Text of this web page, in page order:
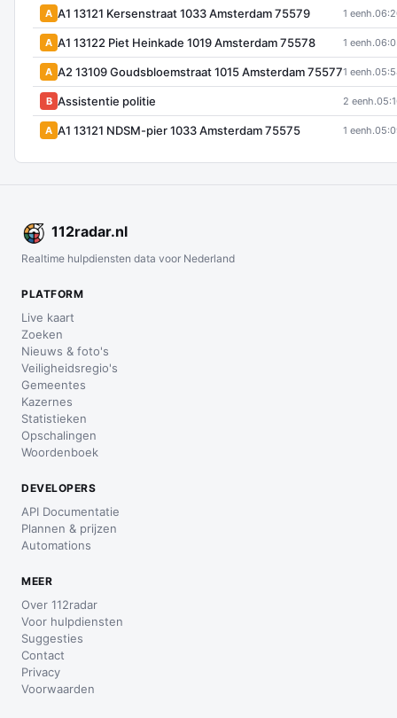
A A1 13121 Kersenstraat 1033 Amsterdam 75579 1 eenh.
A A1 13122 Piet Heinkade 1019 Amsterdam 75578 1 eenh.
A A2 13109 Goudsbloemstraat 1015 Amsterdam 755771 eenh.
B Assistentie politie 2 eenh.
A A1 13121 NDSM-pier 1033 Amsterdam 75575 1 eenh.
112radar.nl
Realtime hulpdiensten data voor Nederland
PLATFORM
Live kaart
Zoeken
Nieuws & foto's
Veiligheidsregio's
Gemeentes
Kazernes
Statistieken
Opschalingen
Woordenboek
DEVELOPERS
API Documentatie
Plannen & prijzen
Automations
MEER
Over 112radar
Voor hulpdiensten
Suggesties
Contact
Privacy
Voorwaarden